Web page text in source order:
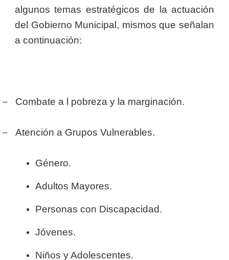
algunos temas estratégicos de la actuación
del Gobierno Municipal, mismos que señalan
a continuación:
– Combate a l pobreza y la marginación.
– Atención a Grupos Vulnerables.
Género.
Adultos Mayores.
Personas con Discapacidad.
Jóvenes.
Niños y Adolescentes.